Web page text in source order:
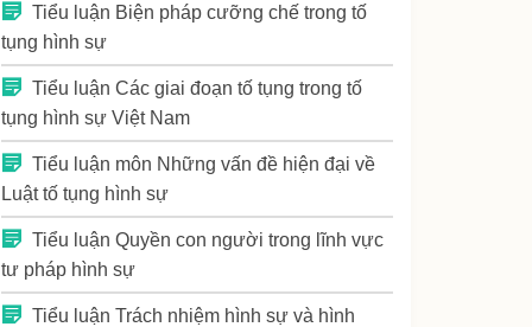
Tiểu luận Biện pháp cưỡng chế trong tố
tụng hình sự
Tiểu luận Các giai đoạn tố tụng trong tố
tụng hình sự Việt Nam
Tiểu luận môn Những vấn đề hiện đại về
Luật tố tụng hình sự
Tiểu luận Quyền con người trong lĩnh vực
tư pháp hình sự
Tiểu luận Trách nhiệm hình sự và hình